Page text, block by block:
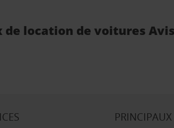
de location de voitures